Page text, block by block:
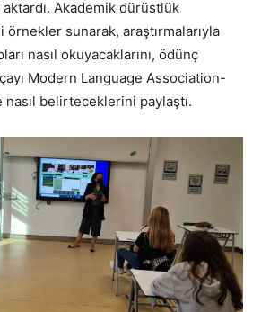
Akademik dürüstlük
sunarak, araştırmalarıyla
nasıl okuyacaklarını, ödünç
Modern Language Association-
nasıl belirteceklerini paylaştı.